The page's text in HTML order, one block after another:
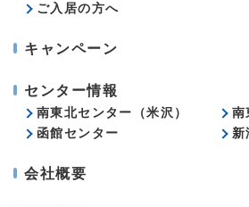
ご入居の方へ
キャンペーン
センター情報
南東北センター（米沢）
南
函館センター
新
会社概要